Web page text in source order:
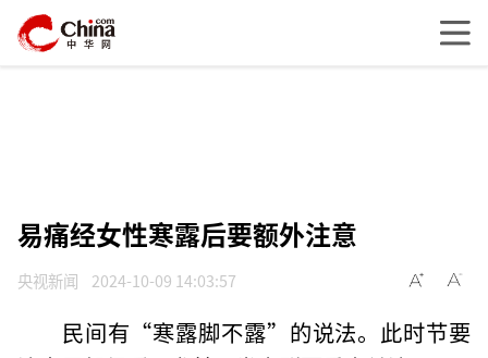
易痛经女性寒露后要额外注意
央视新闻 2024-10-09 14:03:57
民间有“寒露脚不露”的说法。此时节要